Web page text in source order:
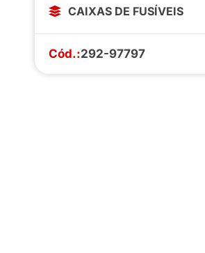
CAIXAS DE FUSÍVEIS
Cód.:292-97797